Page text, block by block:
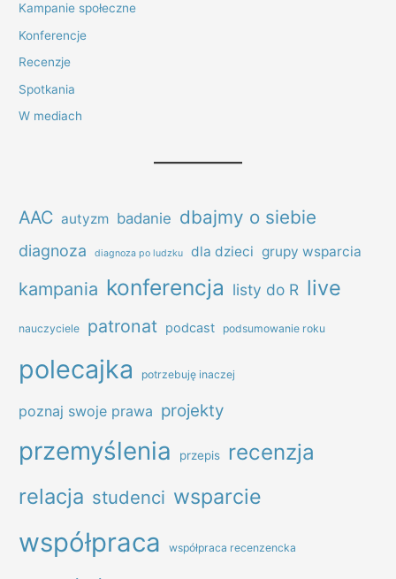
Kampanie społeczne
Konferencje
Recenzje
Spotkania
W mediach
AAC autyzm badanie dbajmy o siebie
diagnoza diagnoza po ludzku dla dzieci grupy wsparcia
kampania konferencja listy do R live
nauczyciele patronat podcast podsumowanie roku
polecajka potrzebuję inaczej
poznaj swoje prawa projekty
przemyślenia przepis
recenzja
relacja studenci wsparcie
współpraca współpraca recenzencka